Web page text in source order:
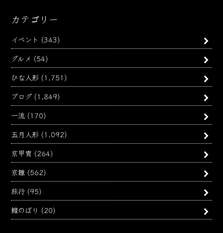
カテゴリー
イベント (343)
グルメ (54)
ひな人形 (1,751)
ブログ (1,849)
一流 (170)
五月人形 (1,092)
京甲冑 (264)
京雛 (562)
旅行 (95)
鯉のぼり (20)